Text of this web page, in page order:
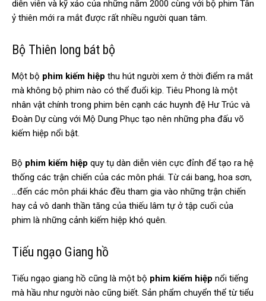
diễn viên và kỹ xảo của những năm 2000 cùng với bộ phim Tân
ỷ thiên mới ra mắt được rất nhiều người quan tâm.
Bộ Thiên long bát bộ
Một bộ phim kiếm hiệp thu hút người xem ở thời điểm ra mắt
mà không bộ phim nào có thể đuổi kịp. Tiêu Phong là một
nhân vật chính trong phim bên cạnh các huynh đệ Hư Trúc và
Đoàn Dự cùng với Mộ Dung Phục tạo nên những pha đấu võ
kiếm hiệp nổi bật.
Bộ phim kiếm hiệp quy tụ dàn diễn viên cực đỉnh để tạo ra hệ
thống các trận chiến của các môn phái. Từ cái bang, hoa sơn,
…đến các môn phái khác đều tham gia vào những trận chiến
hay cả vô danh thần tăng của thiếu lâm tự ở tập cuối của
phim là những cảnh kiếm hiệp khó quên.
Tiếu ngạo Giang hồ
Tiếu ngạo giang hồ cũng là một bộ phim kiếm hiệp nổi tiếng
mà hầu như người nào cũng biết. Sản phẩm chuyển thể từ tiểu